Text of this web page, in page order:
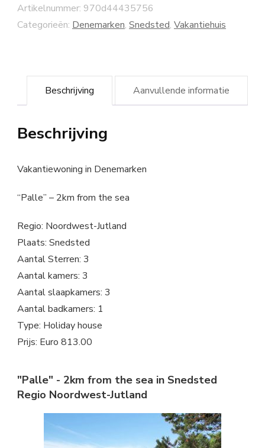
Artikelnummer: 970d44435756
Categorieën: Denemarken, Snedsted, Vakantiehuis
Beschrijving Aanvullende informatie
Beschrijving
Vakantiewoning in Denemarken
“Palle” – 2km from the sea
Regio: Noordwest-Jutland
Plaats: Snedsted
Aantal Sterren: 3
Aantal kamers: 3
Aantal slaapkamers: 3
Aantal badkamers: 1
Type: Holiday house
Prijs: Euro 813.00
"Palle" - 2km from the sea in Snedsted
Regio Noordwest-Jutland